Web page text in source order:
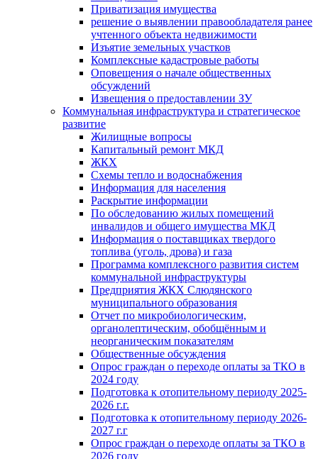
Приватизация имущества
решение о выявлении правообладателя ранее
учтенного объекта недвижимости
Изъятие земельных участков
Комплексные кадастровые работы
Оповещения о начале общественных
обсуждений
Извещения о предоставлении ЗУ
Коммунальная инфраструктура и стратегическое
развитие
Жилищные вопросы
Капитальный ремонт МКД
ЖКХ
Схемы тепло и водоснабжения
Информация для населения
Раскрытие информации
По обследованию жилых помещений
инвалидов и общего имущества МКД
Информация о поставщиках твердого
топлива (уголь, дрова) и газа
Программа комплексного развития систем
коммунальной инфраструктуры
Предприятия ЖКХ Слюдянского
муниципального образования
Отчет по микробиологическим,
органолептическим, обобщённым и
неорганическим показателям
Общественные обсуждения
Опрос граждан о переходе оплаты за ТКО в
2024 году
Подготовка к отопительному периоду 2025-
2026 г.г.
Подготовка к отопительному периоду 2026-
2027 г.г
Опрос граждан о переходе оплаты за ТКО в
2026 году